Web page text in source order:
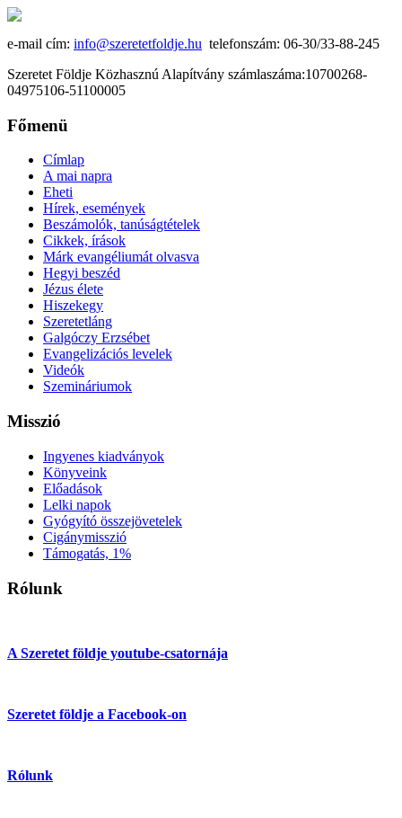
e-mail cím: info@szeretetfoldje.hu telefonszám: 06-30/33-88-245
Szeretet Földje Közhasznú Alapítvány számlaszáma:10700268-
04975106-51100005
Főmenü
Címlap
A mai napra
Eheti
Hírek, események
Beszámolók, tanúságtételek
Cikkek, írások
Márk evangéliumát olvasva
Hegyi beszéd
Jézus élete
Hiszekegy
Szeretetláng
Galgóczy Erzsébet
Evangelizációs levelek
Videók
Szemináriumok
Misszió
Ingyenes kiadványok
Könyveink
Előadások
Lelki napok
Gyógyító összejövetelek
Cigánymisszió
Támogatás, 1%
Rólunk
A Szeretet földje youtube-csatornája
Szeretet földje a Facebook-on
Rólunk